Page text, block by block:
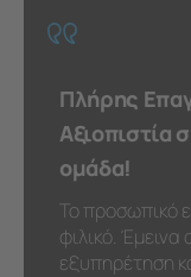
Πλήρης
Αξιοπιστία
ομάδα!
Το προσωπικό
φιλικό.
εξυπηρέτηση